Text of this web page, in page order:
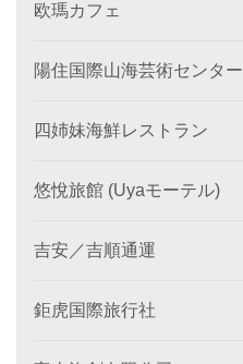
欧瑪カフェ
陽住国際山海芸術センター
四姉妹海鮮レストラン
悠悅旅館 (Uyaモーテル)
吉安／吉順通運
鉅虎国際旅行社